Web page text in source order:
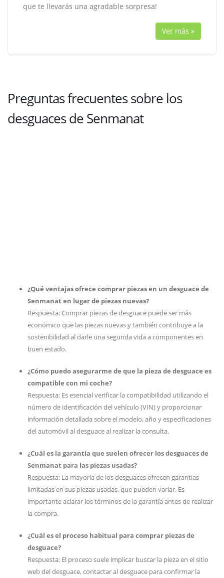
que te llevarás una agradable sorpresa!
Ver más »
Preguntas frecuentes sobre los
desguaces de Senmanat
¿Qué ventajas ofrece comprar piezas en un desguace de
Senmanat en lugar de piezas nuevas?
Respuesta: Comprar piezas de desguace puede ser más
económico que las piezas nuevas y también contribuye a la
sostenibilidad al darle una segunda vida a componentes en
buen estado.
¿Cómo puedo asegurarme de que la pieza de desguace es
compatible con mi coche?
Respuesta: Es esencial verificar la compatibilidad utilizando el
número de identificación del vehículo (VIN) y proporcionar
información detallada sobre el modelo, año y especificaciones
del automóvil al desguace al realizar la consulta.
¿Cuál es la garantía que suelen ofrecer los desguaces de
Senmanat para las piezas usadas?
Respuesta: La mayoría de los desguaces ofrecen garantías
limitadas en sus piezas usadas, que pueden variar. Es
importante aclarar los términos de la garantía antes de realizar
la compra.
¿Cuál es el proceso habitual para comprar piezas de
desguace?
Respuesta: El proceso suele implicar buscar la pieza en el sitio
web del desguace, contactar al desguace para confirmar la